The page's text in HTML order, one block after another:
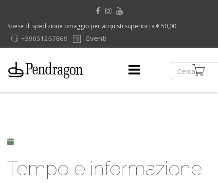
Spese di spedizione omaggio per acquisti superiori a € 50,00
Eventi
+39051267869
Tempo e informazione